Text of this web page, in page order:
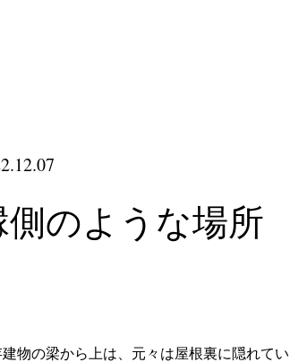
側のような場所
建物の梁から上は、元々は屋根裏に隠れてい